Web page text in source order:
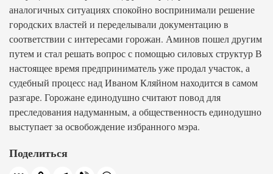
аналогичных ситуациях спокойно воспринимали решение
городских властей и переделывали документацию в
соответствии с интересами горожан. Аминов пошел другим
путем и стал решать вопрос с помощью силовых структур В
настоящее время предприниматель уже продал участок, а
судебный процесс над Иваном Кляйном находится в самом
разгаре. Горожане единодушно считают повод для
преследования надуманным, а общественность единодушно
выступает за освобождение избранного мэра.
Поделиться